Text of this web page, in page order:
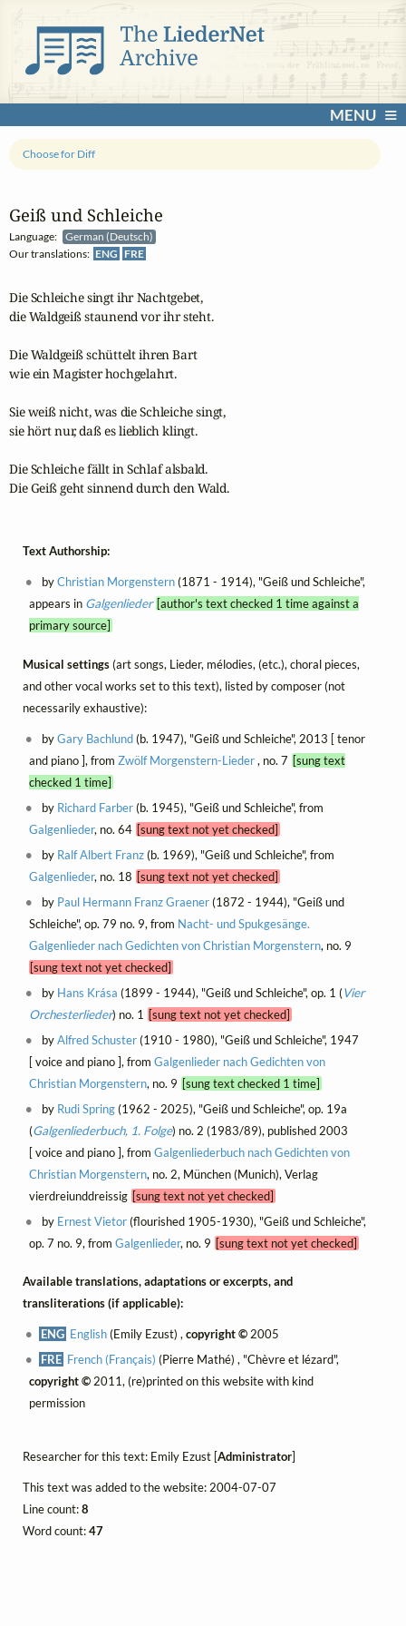
MENU
Geiß und Schleiche
Language:
German (Deutsch)
Our translations: ENG FRE
Choose for Diff
Die Schleiche singt ihr Nachtgebet,
die Waldgeiß staunend vor ihr steht.
Die Waldgeiß schüttelt ihren Bart
wie ein Magister hochgelahrt.
Sie weiß nicht, was die Schleiche singt,
sie hört nur, daß es lieblich klingt.
Die Schleiche fällt in Schlaf alsbald.
Die Geiß geht sinnend durch den Wald.
Text Authorship:
byChristian Morgenstern(1871 - 1914), "Geiß und Schleiche",
appears in Galgenlieder [author's text checked 1 time against a
primary source]
Musical settings(art songs, Lieder, mélodies, (etc.), choral pieces,
and other vocal works set to this text), listed by composer (not
necessarily exhaustive):
byGary Bachlund(b. 1947), "Geiß und Schleiche", 2013 [ tenor
and piano ], from Zwölf Morgenstern-Lieder, no. 7 [sung text
checked 1 time]
by Richard Farber(b. 1945), "Geiß und Schleiche", from
Galgenlieder, no. 64 [sung text not yet checked]
by Ralf Albert Franz(b. 1969), "Geiß und Schleiche", from
Galgenlieder, no. 18 [sung text not yet checked]
by Paul Hermann Franz Graener(1872 - 1944), "Geiß und
Schleiche", op. 79 no. 9, from Nacht- und Spukgesänge.
Galgenlieder nach Gedichten von Christian Morgenstern, no. 9
[sung text not yet checked]
by Hans Krása (1899 - 1944), "Geiß und Schleiche", op. 1 (Vier
Orchesterlieder) no. 1
[sung text not yet checked]
byAlfred Schuster(1910 - 1980), "Geiß und Schleiche", 1947
[ voice and piano ], from Galgenlieder nach Gedichten von
Christian Morgenstern, no. 9 [sung text checked 1 time]
by Rudi Spring(1962 - 2025), "Geiß und Schleiche", op. 19a
(Galgenliederbuch, 1. Folge) no. 2 (1983/89), published 2003
[ voice and piano ], from Galgenliederbuch nach Gedichten von
Christian Morgenstern, no. 2, München (Munich), Verlag
vierdreiunddreissig [sung text not yet checked]
by Ernest Vietor(flourished 1905-1930), "Geiß und Schleiche",
op. 7 no. 9, from Galgenlieder, no. 9 [sung text not yet checked]
Available translations, adaptations or excerpts, and
transliterations (if applicable):
ENG English(Emily Ezust) ,copyright ©2005
FRE French (Français) (Pierre Mathé) , "Chèvre et lézard",
copyright ©2011, (re)printed on this website with kind
permission
Researcher for this text: Emily Ezust [Administrator]
This text was added to the website: 2004-07-07
Line count:8
Word count:47